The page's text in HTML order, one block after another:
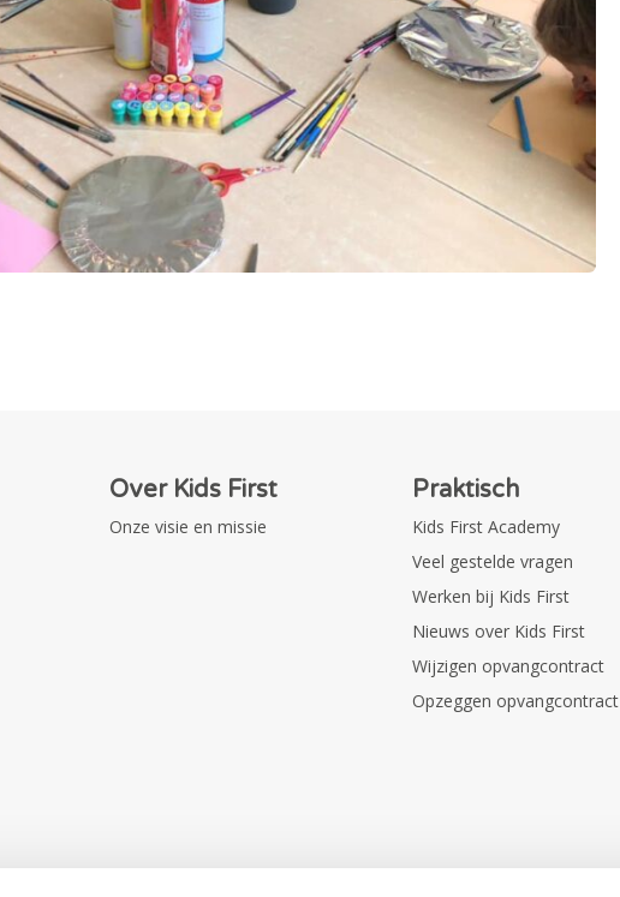
Over Kids First
Onze visie en missie
Praktisch
Kids First Academy
Veel gestelde vragen
Werken bij Kids First
Nieuws over Kids First
Wijzigen opvangcontract
Opzeggen opvangcontract